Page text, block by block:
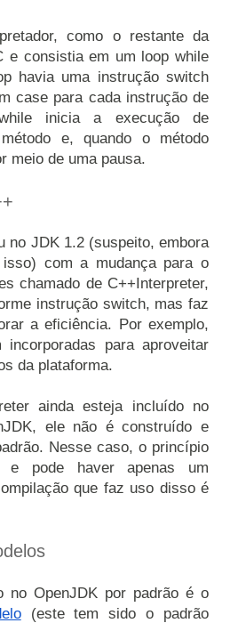
como o restante da
e consistia em um loop while
havia uma instrução switch
case para cada instrução de
inicia a execução de
e, quando o método
meio de uma pausa.
no JDK 1.2 (suspeito, embora
chamado de C++Interpreter,
instrução switch, mas faz
a eficiência. Por exemplo,
para aproveitar
da plataforma.
ainda esteja incluído no
ele não é construído e
Nesse caso, o princípio
e pode haver apenas um
que faz uso disso é
(este tem sido o padrão